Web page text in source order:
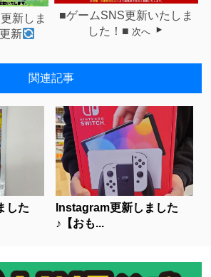
新しま
新
■ゲームSNS更新いたしま
した！■ 次へ
関連記事
した
Instagram更新しました
♪【⁡おも...